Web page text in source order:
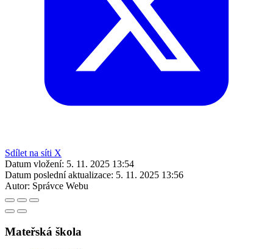
Sdílet na síti X
Datum vložení: 5. 11. 2025 13:54
Datum poslední aktualizace: 5. 11. 2025 13:56
Autor: Správce Webu
Mateřská škola